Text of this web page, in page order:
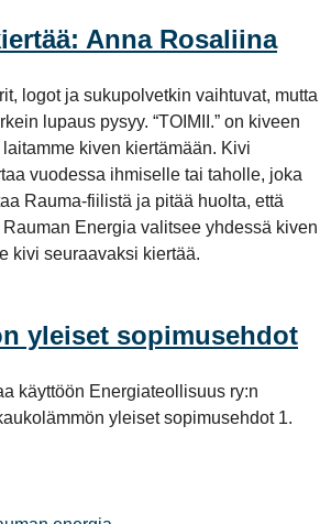
Anna Rosaliina
logot ja sukupolvetkin vaihtuvat, mutta
lupaus pysyy. “TOIMII.” on kiveen
kiven kiertämään. Kivi
vuodessa ihmiselle tai taholle, joka
Rauma-fiilistä ja pitää huolta, että
Energia valitsee yhdessä kiven
kivi seuraavaksi kiertää.
yleiset sopimusehdot
käyttöön Energiateollisuus ry:n
yleiset sopimusehdot 1.